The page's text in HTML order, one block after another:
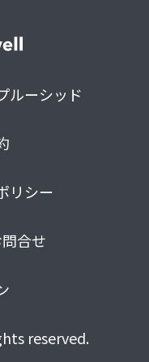
ルーシッド
リシー
合せ
reserved.